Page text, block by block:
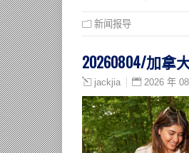
新闻报导
20260804/加拿
jackjia 2026 年